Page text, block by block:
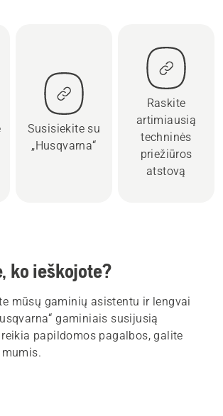
Susisiekite su
„Husqvarna“
Raskite
artimiausią
techninės
priežiūros
atstovą
ko ieškojote?
mūsų gaminių asistentu ir lengvai
gaminiais susijusią
papildomos pagalbos, galite